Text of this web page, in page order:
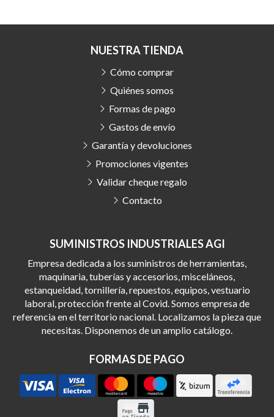
SUMINISTROS INDUSTRIALES AGI
Empresa dedicada a los suministros de herramientas,
maquinaria, tuberías y accesorios, misceláneos,
estanqueidad, tornillería, repuestos, equipos, vestuario
laboral, protección frente al Covid. Somos empresa de
referencia en el territorio nacional. Localizamos la pieza que
necesitas. Disponemos de un amplio catálogo.
FORMAS DE PAGO
NUESTRA TIENDA
Cómo comprar
Quiénes somos
Formas de pago
Gastos de envío
Garantía y devoluciones
Promociones vigentes
Validar cheque regalo
Contacto